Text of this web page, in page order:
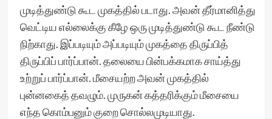
முடித்துண்டு கூட முகத்தில் படாது. அவன் தீர்மானித்து
வெட்டிய எல்லைக்கு கீழே ஒரு முடித்துண்டு கூட நீண்டு
நிற்காது. இப்படியும் அப்படியும் முகத்தை திருப்பித்
திருப்பிப் பார்ப்பான். தலையை பின்பக்கமாக சாய்த்து
உற்றுப் பார்ப்பான். மீசையற்ற அவன் முகத்தில்
புன்னகைத் தவழும். முருகன் கத்தரிக்கும் மீசையை
எந்த கொம்பனும் குறை சொல்லமுடியாது.